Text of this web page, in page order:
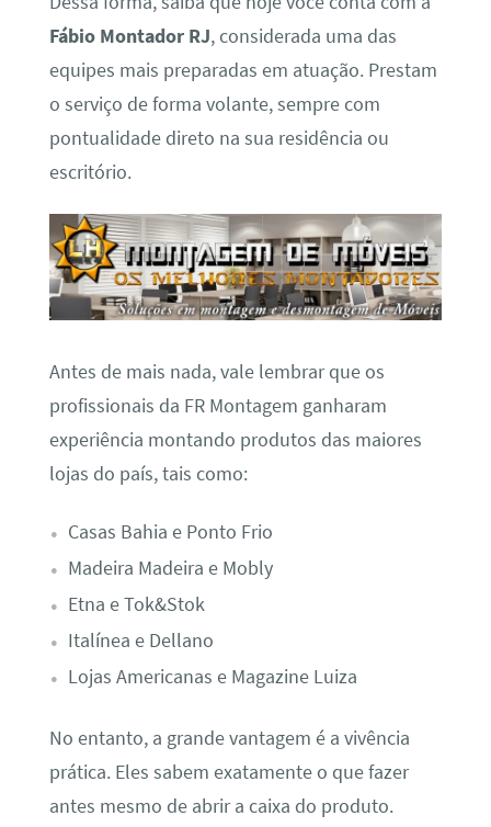
Fábio Montador RJ, considerada uma das
equipes mais preparadas em atuação. Prestam
o serviço de forma volante, sempre com
pontualidade direto na sua residência ou
escritório.
Antes de mais nada, vale lembrar que os
profissionais da FR Montagem ganharam
experiência montando produtos das maiores
lojas do país, tais como:
Casas Bahia e Ponto Frio
Madeira Madeira e Mobly
Etna e Tok&Stok
Italínea e Dellano
Lojas Americanas e Magazine Luiza
No entanto, a grande vantagem é a vivência
prática. Eles sabem exatamente o que fazer
antes mesmo de abrir a caixa do produto.